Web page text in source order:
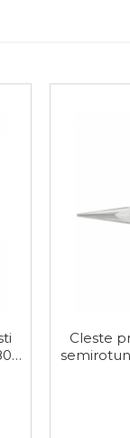
Cleste